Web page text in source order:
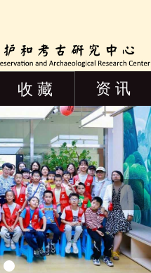
收 藏 资 讯